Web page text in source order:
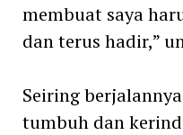
membuat saya
dan terus hadir,”
Seiring
tumbuh dan